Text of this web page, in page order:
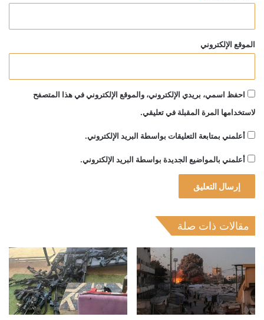
الموقع الإلكتروني
احفظ اسمي، بريدي الإلكتروني، والموقع الإلكتروني في هذا المتصفح
لاستخدامها المرة المقبلة في تعليقي.
أعلمني بمتابعة التعليقات بواسطة البريد الإلكتروني.
أعلمني بالمواضيع الجديدة بواسطة البريد الإلكتروني.
مقالات ذات صلة